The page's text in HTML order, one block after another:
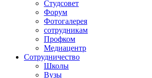
Студсовет
Форум
Фотогалерея
сотрудникам
Профком
Медиацентр
Сотрудничество
Школы
Вузы